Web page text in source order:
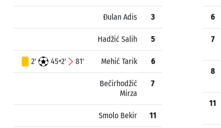
Đulan Adis 3
Hadžić Salih 5
2' 45+2' 81' Mehić Tarik 6
Bečirhodžić
Mirza
7
Smolo Bekir 11
6
7
8
11